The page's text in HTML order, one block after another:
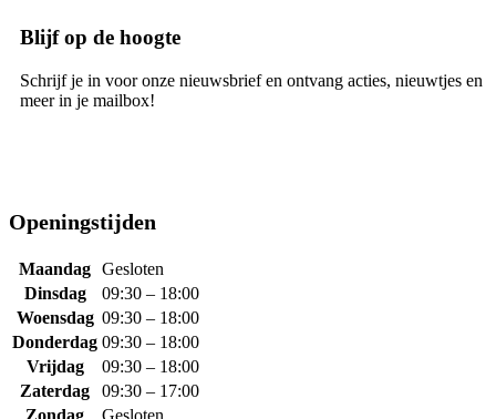
Blijf op de hoogte
Schrijf je in voor onze nieuwsbrief en ontvang acties, nieuwtjes en
meer in je mailbox!
Openingstijden
Maandag Gesloten
Dinsdag
09:30 – 18:00
Woensdag 09:30 – 18:00
Donderdag 09:30 – 18:00
Vrijdag
09:30 – 18:00
Zaterdag
09:30 – 17:00